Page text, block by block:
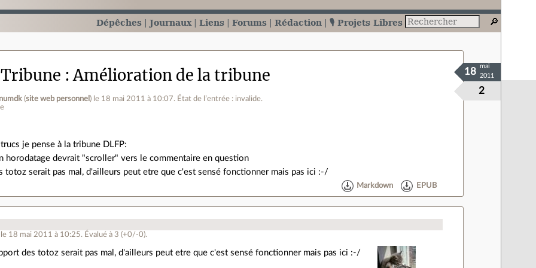
Dépêches Journaux Liens Forums Rédaction 🎙️ Projets Libres
Amélioration de la tribune
(site web personnel ) le 18 mai 2011 à 10:07. État de l’entrée : invalide.
2
18
mai
2011
je pense à la tribune DLFP:
horodatage devrait "scroller" vers le commentaire en question
totoz serait pas mal, d'ailleurs peut etre que c'est sensé fonctionner mais pas ici :-/
Markdown EPUB
le 18 mai 2011 à 10:25. Évalué à 3 (+0/-0).
des totoz serait pas mal, d'ailleurs peut etre que c'est sensé fonctionner mais pas ici :-/